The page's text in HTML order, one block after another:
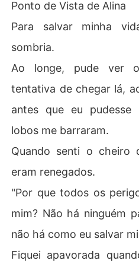
meteu.
dominante e poderoso que
cantropos, mas também
Todos tinham medo dos
Mas quem poderia imaginar
apenas uma simples
nem força?
Ele a chamava de fraca o
e sua fraca Ômega lhe
a, pela qual ele teria que dar
Ponto de Vista de Alina
Para salvar minha
sombria.
Ao longe, pude ver
tentativa de chegar lá,
antes que eu
lobos me barraram.
Quando senti o cheiro
eram renegados.
"Por que todos os
mim? Não há ninguém
não há como eu salvar
Fiquei apavorada